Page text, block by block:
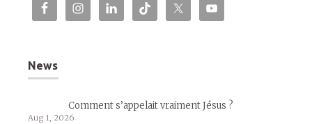
News
Comment s’appelait vraiment Jésus ?
Aug 1, 2026